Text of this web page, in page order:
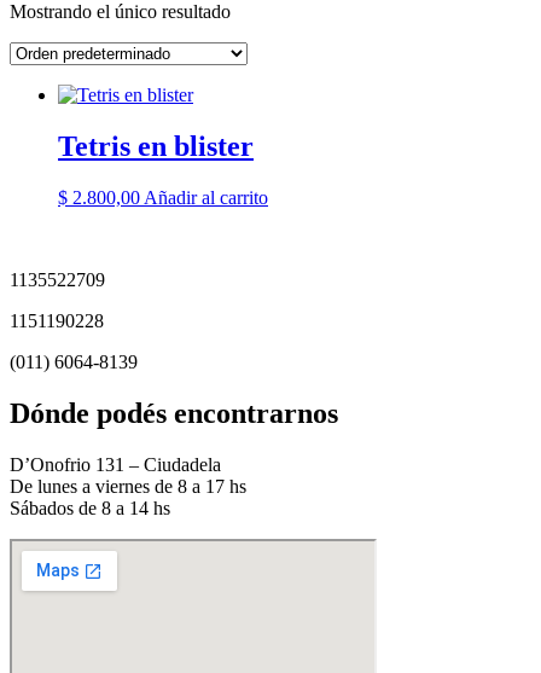
Mostrando el único resultado
Tetris en blister
$ 2.800,00 Añadir al carrito
1135522709
1151190228
(011) 6064-8139
Dónde podés encontrarnos
D’Onofrio 131 – Ciudadela
De lunes a viernes de 8 a 17 hs
Sábados de 8 a 14 hs